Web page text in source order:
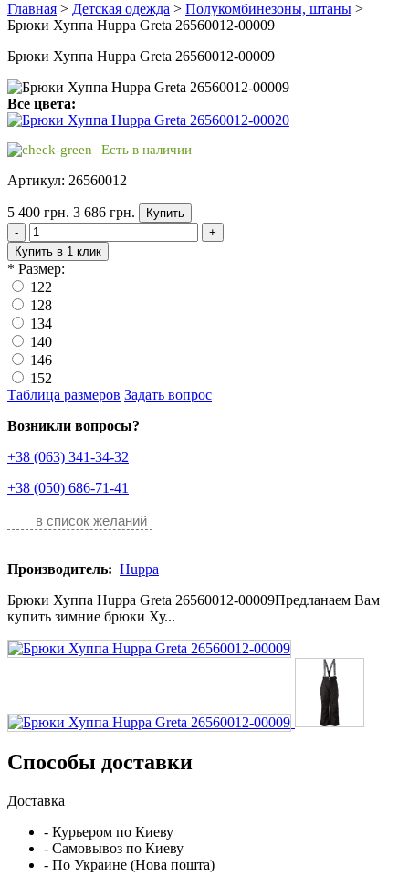
Главная > Детская одежда > Полукомбинезоны, штаны >
Брюки Хуппа Huppa Greta 26560012-00009
Брюки Хуппа Huppa Greta 26560012-00009
Все цвета:
Есть в наличии
Артикул: 26560012
5 400 грн. 3 686 грн.
Купить
-
+
Купить в 1 клик
* Размер:
122
128
134
140
146
152
Таблица размеров Задать вопрос
Возникли вопросы?
+38 (063) 341-34-32
+38 (050) 686-71-41
в список желаний
Производитель: Huppa
Брюки Хуппа Huppa Greta 26560012-00009Предланаем Вам
купить зимние брюки Ху...
Способы доставки
Доставка
- Курьером по Киеву
- Самовывоз по Киеву
- По Украине (Нова пошта)